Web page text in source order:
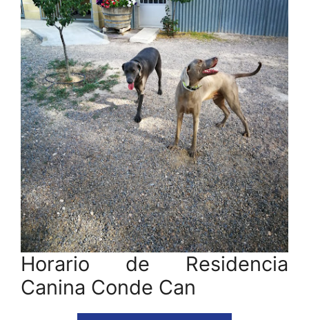
Horario de Residencia
Canina Conde Can